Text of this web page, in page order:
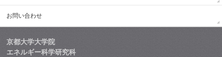
お問い合わせ
京都大学大学院
エネルギー科学研究科